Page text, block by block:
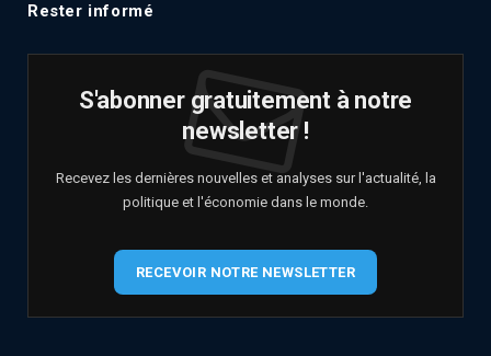
Rester informé
S'abonner gratuitement à notre
newsletter !
Recevez les dernières nouvelles et analyses sur l'actualité, la
politique et l'économie dans le monde.
RECEVOIR NOTRE NEWSLETTER